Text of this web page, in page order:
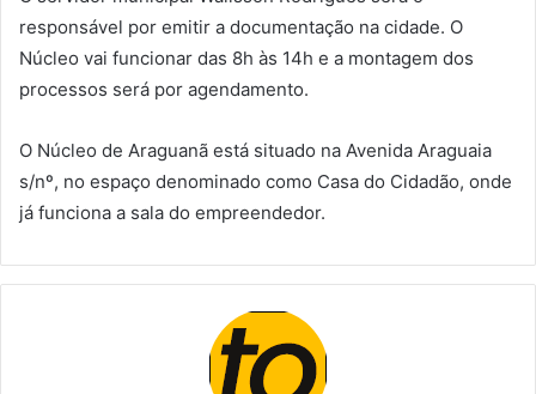
responsável por emitir a documentação na cidade. O
Núcleo vai funcionar das 8h às 14h e a montagem dos
processos será por agendamento.
O Núcleo de Araguanã está situado na Avenida Araguaia
s/nº, no espaço denominado como Casa do Cidadão, onde
já funciona a sala do empreendedor.